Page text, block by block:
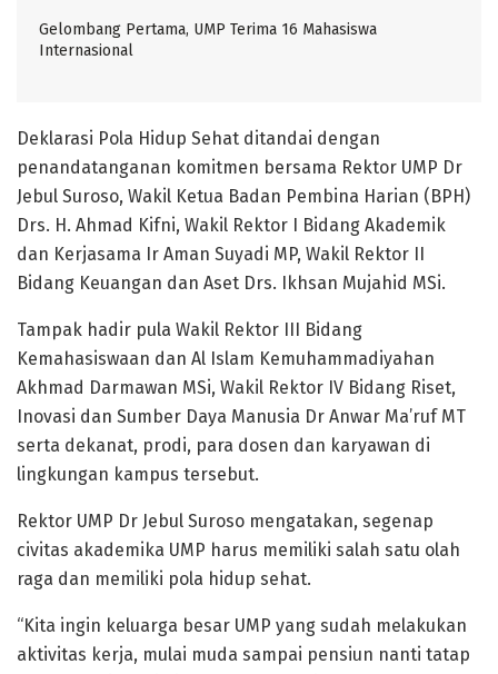
Gelombang Pertama, UMP Terima 16 Mahasiswa
Internasional
Deklarasi Pola Hidup Sehat ditandai dengan
penandatanganan komitmen bersama Rektor UMP Dr
Jebul Suroso, Wakil Ketua Badan Pembina Harian (BPH)
Drs. H. Ahmad Kifni, Wakil Rektor I Bidang Akademik
dan Kerjasama Ir Aman Suyadi MP, Wakil Rektor II
Bidang Keuangan dan Aset Drs. Ikhsan Mujahid MSi.
Tampak hadir pula Wakil Rektor III Bidang
Kemahasiswaan dan Al Islam Kemuhammadiyahan
Akhmad Darmawan MSi, Wakil Rektor IV Bidang Riset,
Inovasi dan Sumber Daya Manusia Dr Anwar Ma’ruf MT
serta dekanat, prodi, para dosen dan karyawan di
lingkungan kampus tersebut.
Rektor UMP Dr Jebul Suroso mengatakan, segenap
civitas akademika UMP harus memiliki salah satu olah
raga dan memiliki pola hidup sehat.
“Kita ingin keluarga besar UMP yang sudah melakukan
aktivitas kerja, mulai muda sampai pensiun nanti tatap